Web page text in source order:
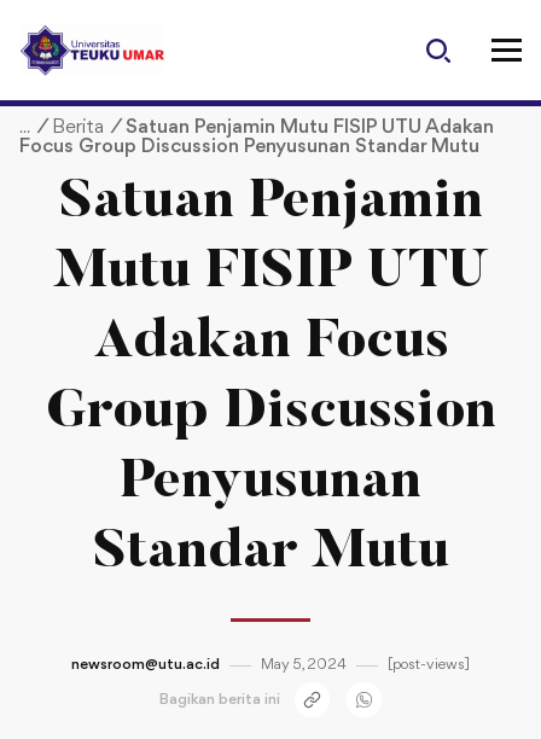
p
/ Berita / Satuan Penjamin Mutu FISIP UTU Adakan
Focus Group Discussion Penyusunan Standar Mutu
Satuan Penjamin
Mutu FISIP UTU
Adakan Focus
Group Discussion
Penyusunan
Standar Mutu
newsroom@utu.ac.id May 5, 2024 [post-views]
Bagikan berita ini